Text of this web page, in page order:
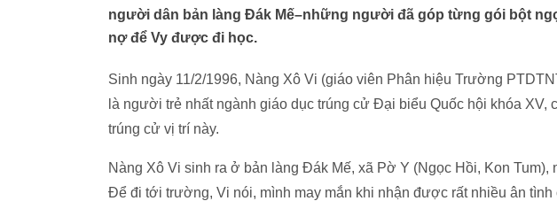
người dân bản làng Đák Mế–những người đã góp từng gói bột
nợ để Vy được đi học.
Sinh ngày 11/2/1996, Nàng Xô Vi (giáo viên Phân hiệu Trường
là người trẻ nhất ngành giáo dục trúng cử Đại biểu Quốc hội khóa XV,
trúng cử vị trí này.
Nàng Xô Vi sinh ra ở bản làng Đák Mế, xã Pờ Y (Ngọc Hồi, Kon Tum),
Để đi tới trường, Vi nói, mình may mắn khi nhận được rất nhiều ân